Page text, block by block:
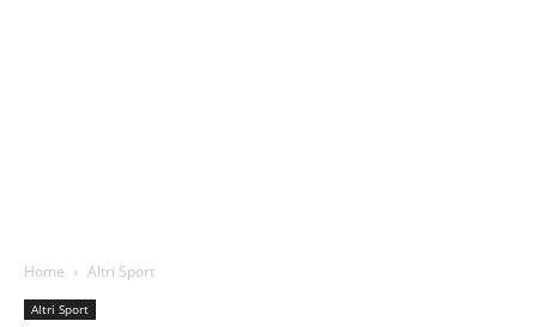
Home Altri Sport
Altri Sport